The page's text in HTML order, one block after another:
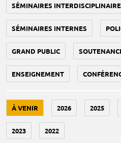
SÉMINAIRES
SÉMINAIRES INTERNES
GRAND PUBLIC
ENSEIGNEMENT
À VENIR 2026 2025
2023 2022